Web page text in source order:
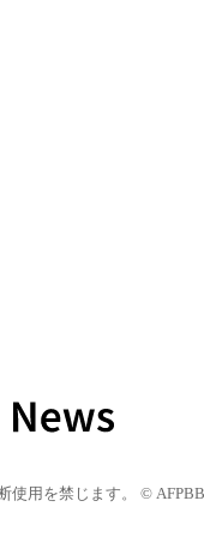
使用を禁じます。 © AFPBB